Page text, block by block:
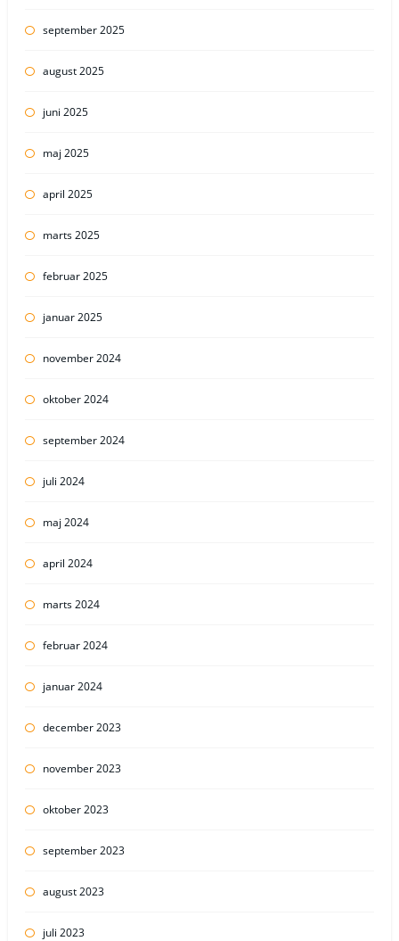
september 2025
august 2025
juni 2025
maj 2025
april 2025
marts 2025
februar 2025
januar 2025
november 2024
oktober 2024
september 2024
juli 2024
maj 2024
april 2024
marts 2024
februar 2024
januar 2024
december 2023
november 2023
oktober 2023
september 2023
august 2023
juli 2023